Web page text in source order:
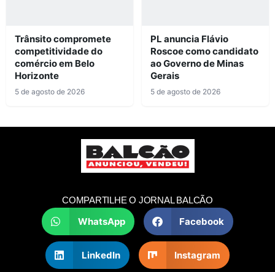
Trânsito compromete
competitividade do
comércio em Belo
Horizonte
5 de agosto de 2026
PL anuncia Flávio
Roscoe como candidato
ao Governo de Minas
Gerais
5 de agosto de 2026
COMPARTILHE O JORNAL BALCÃO
WhatsApp Facebook
LinkedIn Instagram